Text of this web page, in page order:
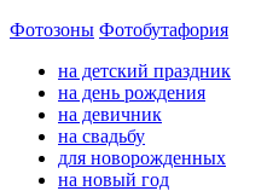
Фотозоны Фотобутафория
на детский праздник
на день рождения
на девичник
на свадьбу
для новорожденных
на новый год